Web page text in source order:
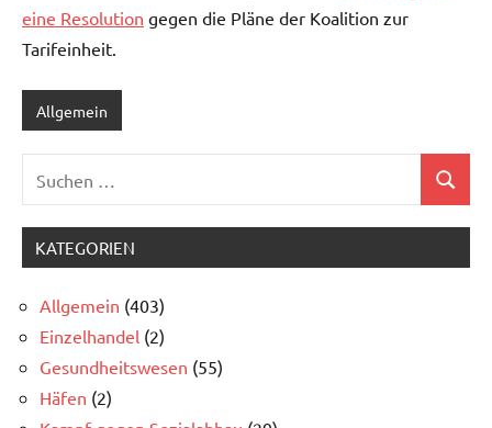
eine Resolution gegen die Pläne der Koalition zur
Tarifeinheit.
Allgemein
nach:
Suchen
KATEGORIEN
Allgemein (403)
Einzelhandel (2)
Gesundheitswesen (55)
Häfen (2)